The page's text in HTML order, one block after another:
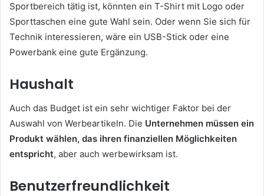
Sportbereich tätig ist, könnten ein T-Shirt mit Logo oder
Sporttaschen eine gute Wahl sein. Oder wenn Sie sich für
Technik interessieren, wäre ein USB-Stick oder eine
Powerbank eine gute Ergänzung.
Haushalt
Auch das Budget ist ein sehr wichtiger Faktor bei der
Auswahl von Werbeartikeln. Die Unternehmen müssen ein
Produkt wählen, das ihren finanziellen Möglichkeiten
entspricht, aber auch werbewirksam ist.
Benutzerfreundlichkeit